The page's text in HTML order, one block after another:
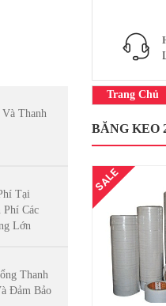
Thanh
Tại
Phí Các
Lớn
Thanh
Đảm Bảo
Trang Chủ
BĂNG KEO
SALE